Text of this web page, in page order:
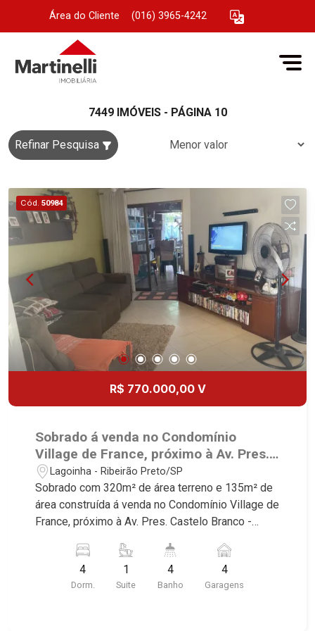
Área do Cliente (016) 3965-4242
7449 IMÓVEIS - PÁGINA 10
Refinar Pesquisa
Cód. 50984
R$ 770.000,00 V
Sobrado á venda no Condomínio
Village de France, próximo à Av. Pres.
Castelo Branco - Ribeirão Preto/SP.
Lagoinha - Ribeirão Preto/SP
Sobrado com 320m² de área terreno e 135m² de
área construída á venda no Condomínio Village de
France, próximo à Av. Pres. Castelo Branco -
características deste imóvel que a Martinelli
Imobiliária selecionou para você: - 320m² de área
terreno e 135m² de área construída - 4
4
Dorm.
1
Suite
4
Banho
4
Garagens